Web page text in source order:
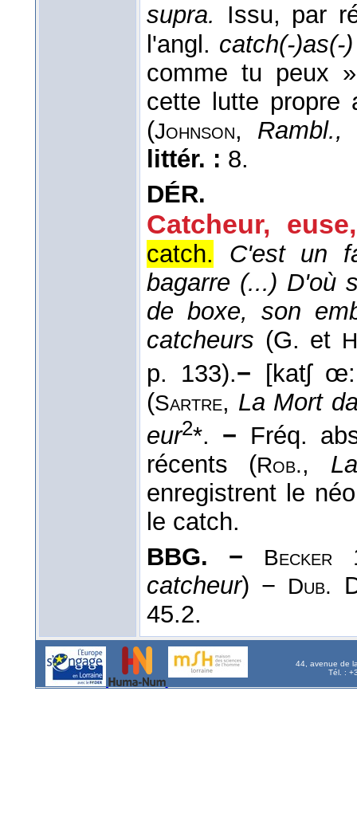
supra. Issu, par
l'angl. catch(-)as(-
comme tu peux
cette lutte propre
(Johnson, Rambl.,
littér. : 8.
DÉR.
Catcheur, euse,
catch.
C'est un
bagarre (...) D'où
de boxe, son
catcheurs (G. et
p. 133).− [katʃ
(Sartre, La Mort
eur2*. − Fréq.
récents (Rob.,
enregistrent le
le catch.
BBG. −
Becker
catcheur) − Dub.
45.2.
44, avenue de
Tél. :